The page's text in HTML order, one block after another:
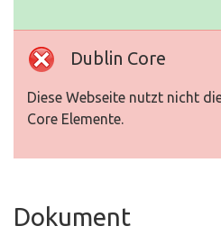
Dublin Core
Diese Webseite nutzt nicht
Core Elemente.
Dokument